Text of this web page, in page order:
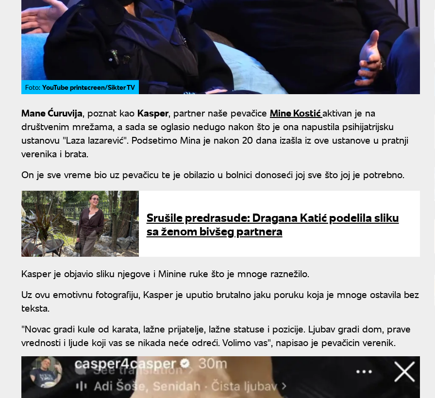
Foto: YouTube printscreen/Sikter TV
Mane Ćuruvija, poznat kao Kasper, partner naše pevačice Mine Kostićaktivan je na
društvenim mrežama, a sada se oglasio nedugo nakon što je ona napustila psihijatrijsku
ustanovu "Laza lazarević". Podsetimo Mina je nakon 20 dana izašla iz ove ustanove u pratnji
verenika i brata.
On je sve vreme bio uz pevačicu te je obilazio u bolnici donoseći joj sve što joj je potrebno.
Srušile predrasude: Dragana Katić podelila sliku
sa ženom bivšeg partnera
Kasper je objavio sliku njegove i Minine ruke što je mnoge raznežilo.
Uz ovu emotivnu fotografiju, Kasper je uputio brutalno jaku poruku koja je mnoge ostavila bez
teksta.
"Novac gradi kule od karata, lažne prijatelje, lažne statuse i pozicije. Ljubav gradi dom, prave
vrednosti i ljude koji vas se nikada neće odreći. Volimo vas", napisao je pevačicin verenik.